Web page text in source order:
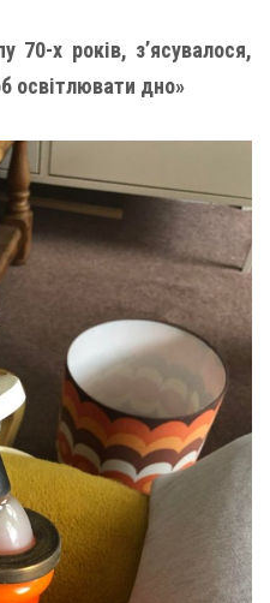
70-х років, з’ясувалося,
освітлювати дно»